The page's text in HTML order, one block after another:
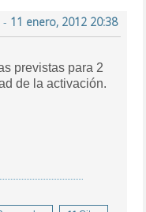
11 enero, 2012 20:38
previstas para 2
de la activación.